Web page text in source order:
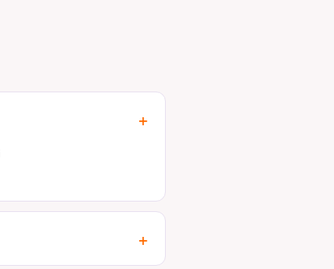
+
+